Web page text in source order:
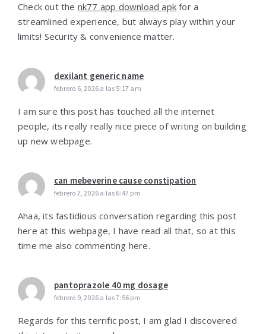
Check out the nk77 app download apk for a
streamlined experience, but always play within your
limits! Security & convenience matter.
dexilant generic name
febrero 6, 2026 a las 5:17 am
I am sure this post has touched all the internet
people, its really really nice piece of writing on building
up new webpage.
can mebeverine cause constipation
febrero 7, 2026 a las 6:47 pm
Ahaa, its fastidious conversation regarding this post
here at this webpage, I have read all that, so at this
time me also commenting here.
pantoprazole 40 mg dosage
febrero 9, 2026 a las 7:56 pm
Regards for this terrific post, I am glad I discovered